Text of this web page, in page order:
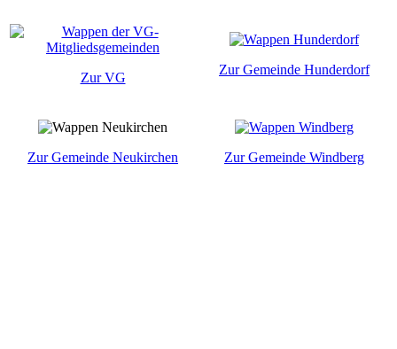
Zur VG
Zur Gemeinde Hunderdorf
Zur Gemeinde Neukirchen Zur Gemeinde Windberg